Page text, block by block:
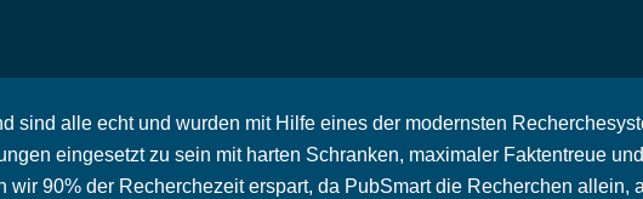
sind alle echt und wurden mit Hilfe eines der modernsten
eingesetzt zu sein mit harten Schranken, maximaler Faktentreue
wir 90% der Recherchezeit erspart, da PubSmart die Recherchen